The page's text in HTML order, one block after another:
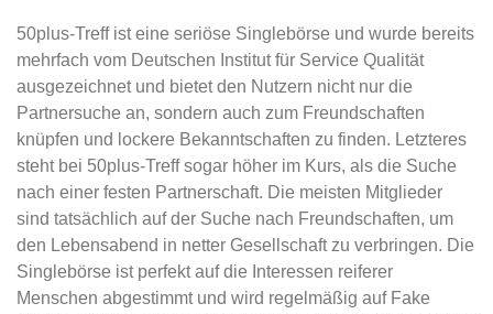
50plus-Treff ist eine seriöse Singlebörse und wurde bereits
mehrfach vom Deutschen Institut für Service Qualität
ausgezeichnet und bietet den Nutzern nicht nur die
Partnersuche an, sondern auch zum Freundschaften
knüpfen und lockere Bekanntschaften zu finden. Letzteres
steht bei 50plus-Treff sogar höher im Kurs, als die Suche
nach einer festen Partnerschaft. Die meisten Mitglieder
sind tatsächlich auf der Suche nach Freundschaften, um
den Lebensabend in netter Gesellschaft zu verbringen. Die
Singlebörse ist perfekt auf die Interessen reiferer
Menschen abgestimmt und wird regelmäßig auf Fake